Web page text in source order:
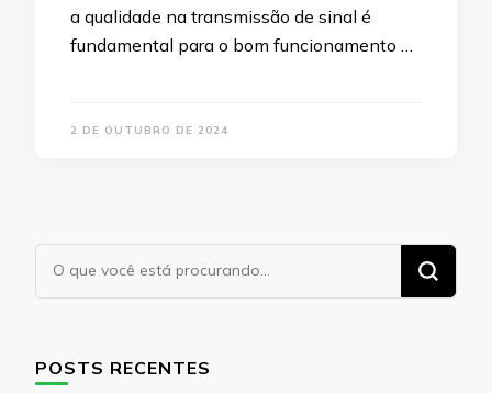
a qualidade na transmissão de sinal é
fundamental para o bom funcionamento …
2 DE OUTUBRO DE 2024
Procurando
algo?
POSTS RECENTES